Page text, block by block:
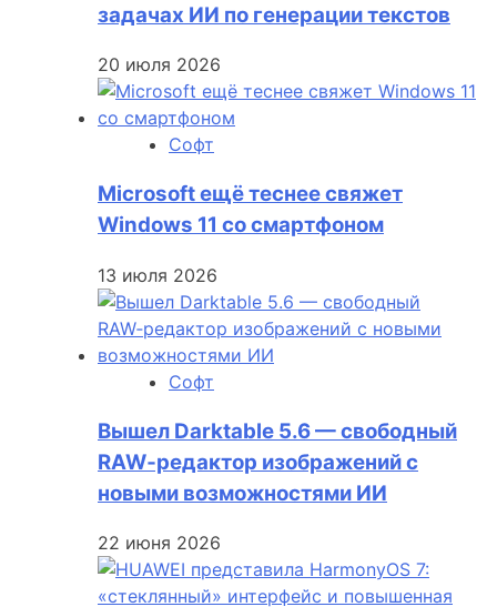
задачах ИИ по генерации текстов
20 июля 2026
Софт
Microsoft ещё теснее свяжет
Windows 11 со смартфоном
13 июля 2026
Софт
Вышел Darktable 5.6 — свободный
RAW‑редактор изображений с
новыми возможностями ИИ
22 июня 2026